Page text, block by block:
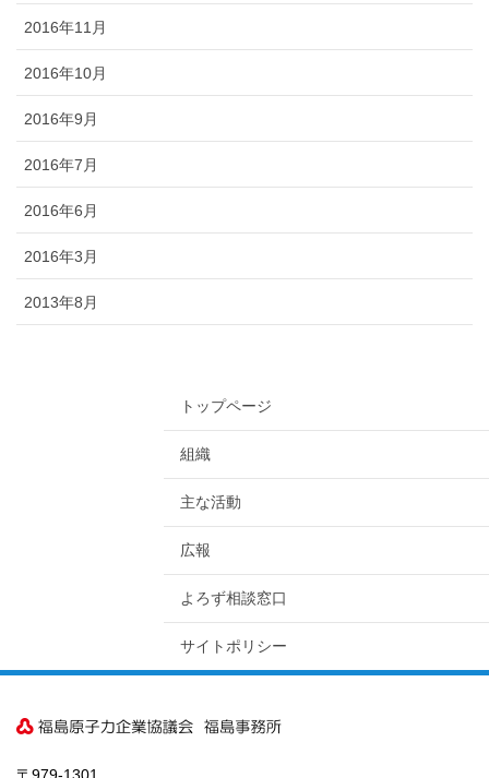
2016年11月
2016年10月
2016年9月
2016年7月
2016年6月
2016年3月
2013年8月
トップページ
組織
主な活動
広報
よろず相談窓口
サイトポリシー